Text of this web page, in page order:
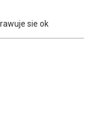
sie ok